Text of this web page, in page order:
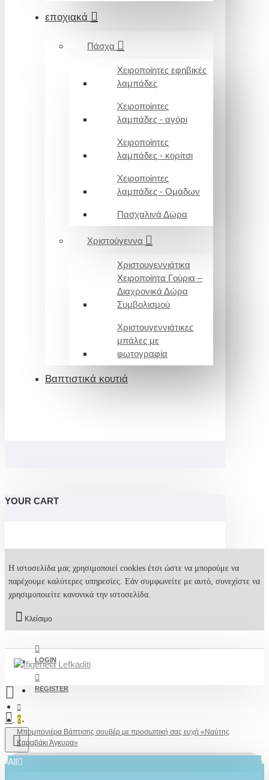
εποχιακά
Πάσχα
Χειροποίητες εφηβικές
λαμπάδες
Χειροποίητες
λαμπάδες - αγόρι
Χειροποίητες
λαμπάδες - κορίτσι
Χειροποίητες
λαμπάδες - Ομάδων
Πασχαλινά Δώρα
Χριστούγεννα
Χριστουγεννιάτικα
Χειροποίητα Γούρια –
Διαχρονικά Δώρα
Συμβολισμού
Χριστουγεννιάτικες
μπάλες με
φωτογραφία
Βαπτιστικά κουτιά
YOUR CART
Η ιστοσελίδα μας χρησιμοποιεί cookies έτσι ώστε να μπορούμε να
παρέχουμε καλύτερες υπηρεσίες. Εάν συμφωνείτε με αυτό, συνεχίστε να
χρησιμοποιείτε κανονικά την ιστοσελίδα.
Κλείσιμο
LOGIN
REGISTER
0
All
Μπομπονιέρα Βάπτισης σουβέρ με προσωπική σας ευχή «Ναύτης
Καραβάκι Άγκυρα»